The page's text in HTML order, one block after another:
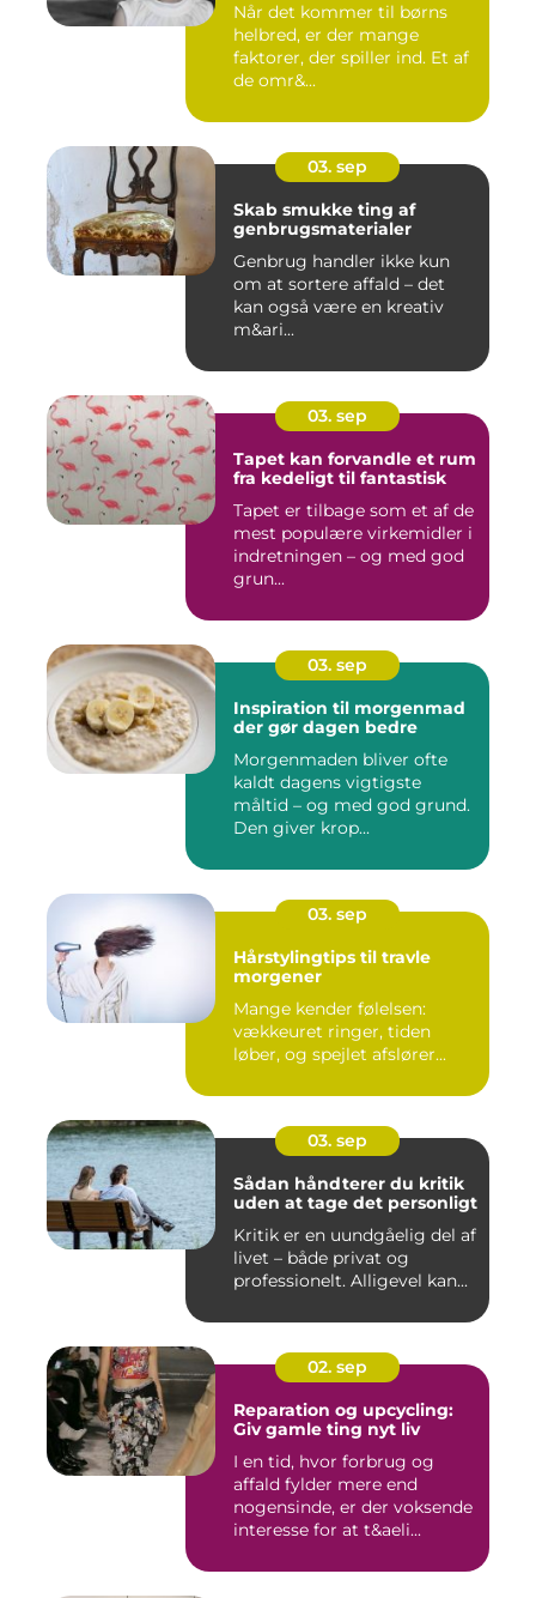
Når det kommer til børns
helbred, er der mange
faktorer, der spiller ind. Et af
de omr&...
03. sep
Skab smukke ting af
genbrugsmaterialer
Genbrug handler ikke kun
om at sortere affald – det
kan også være en kreativ
m&ari...
03. sep
Tapet kan forvandle et rum
fra kedeligt til fantastisk
Tapet er tilbage som et af de
mest populære virkemidler i
indretningen – og med god
grun...
03. sep
Inspiration til morgenmad
der gør dagen bedre
Morgenmaden bliver ofte
kaldt dagens vigtigste
måltid – og med god grund.
Den giver krop...
03. sep
Hårstylingtips til travle
morgener
Mange kender følelsen:
vækkeuret ringer, tiden
løber, og spejlet afslører...
03. sep
Sådan håndterer du kritik
uden at tage det personligt
Kritik er en uundgåelig del af
livet – både privat og
professionelt. Alligevel kan...
02. sep
Reparation og upcycling:
Giv gamle ting nyt liv
I en tid, hvor forbrug og
affald fylder mere end
nogensinde, er der voksende
interesse for at t&aeli...